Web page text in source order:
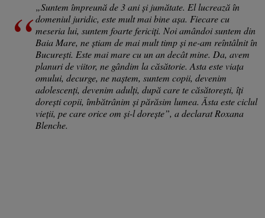
„Suntem împreună de 3 ani și jumătate. El lucrează în
domeniul juridic, este mult mai bine așa. Fiecare cu
meseria lui, suntem foarte fericiți. Noi amândoi suntem din
Baia Mare, ne știam de mai mult timp și ne-am reîntâlnit în
București. Este mai mare cu un an decât mine. Da, avem
planuri de viitor, ne gândim la căsătorie. Asta este viața
omului, decurge, ne naștem, suntem copii, devenim
adolescenți, devenim adulți, după care te căsătorești, îți
dorești copii, îmbătrânim și părăsim lumea. Ăsta este ciclul
vieții, pe care orice om și-l dorește”, a declarat Roxana
Blenche.